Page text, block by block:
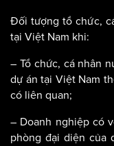
Đối tượng tổ chức,
tại Việt Nam khi:
– Tổ chức, cá nhân
dự án tại Việt Nam
có liên quan;
– Doanh nghiệp có
phòng đại diện của